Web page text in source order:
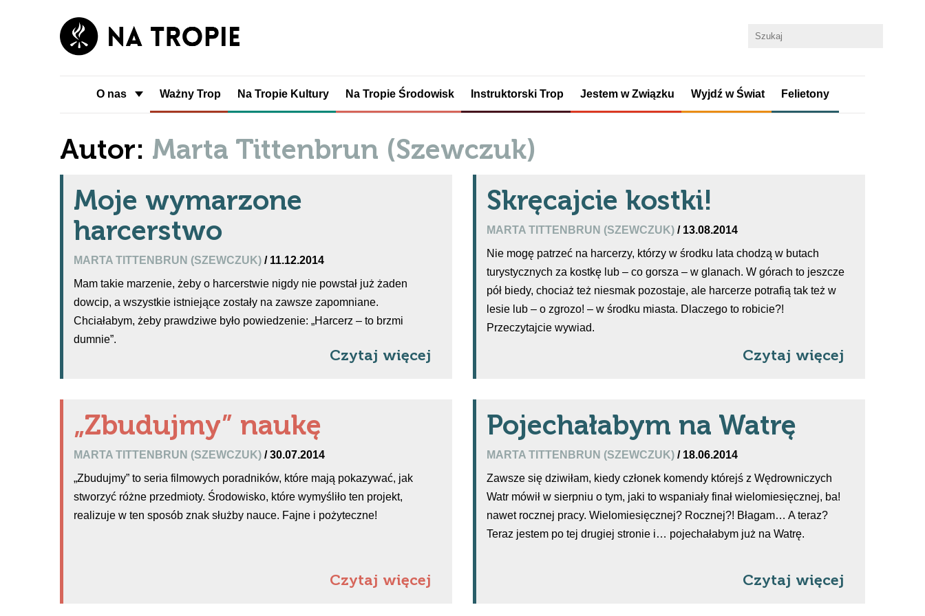
O nas Ważny Trop Na Tropie Kultury Na Tropie Środowisk Instruktorski Trop Jestem w Związku Wyjdź w Świat Felietony
Autor: Marta Tittenbrun (Szewczuk)
Moje wymarzone
harcerstwo
MARTA TITTENBRUN (SZEWCZUK) / 11.12.2014
Mam takie marzenie, żeby o harcerstwie nigdy nie powstał już żaden
dowcip, a wszystkie istniejące zostały na zawsze zapomniane.
Chciałabym, żeby prawdziwe było powiedzenie: „Harcerz – to brzmi
dumnie”.
Czytaj więcej
Skręcajcie kostki!
MARTA TITTENBRUN (SZEWCZUK) / 13.08.2014
Nie mogę patrzeć na harcerzy, którzy w środku lata chodzą w butach
turystycznych za kostkę lub – co gorsza – w glanach. W górach to jeszcze
pół biedy, chociaż też niesmak pozostaje, ale harcerze potrafią tak też w
lesie lub – o zgrozo! – w środku miasta. Dlaczego to robicie?!
Przeczytajcie wywiad.
Czytaj więcej
„Zbudujmy” naukę
MARTA TITTENBRUN (SZEWCZUK) / 30.07.2014
„Zbudujmy” to seria filmowych poradników, które mają pokazywać, jak
stworzyć różne przedmioty. Środowisko, które wymyśliło ten projekt,
realizuje w ten sposób znak służby nauce. Fajne i pożyteczne!
Czytaj więcej
Pojechałabym na Watrę
MARTA TITTENBRUN (SZEWCZUK) / 18.06.2014
Zawsze się dziwiłam, kiedy członek komendy którejś z Wędrowniczych
Watr mówił w sierpniu o tym, jaki to wspaniały finał wielomiesięcznej, ba!
nawet rocznej pracy. Wielomiesięcznej? Rocznej?! Błagam… A teraz?
Teraz jestem po tej drugiej stronie i… pojechałabym już na Watrę.
Czytaj więcej